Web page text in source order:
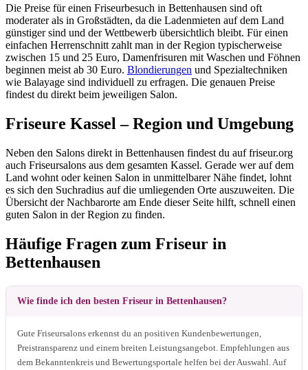
Die Preise für einen Friseurbesuch in Bettenhausen sind oft
moderater als in Großstädten, da die Ladenmieten auf dem Land
günstiger sind und der Wettbewerb übersichtlich bleibt. Für einen
einfachen Herrenschnitt zahlt man in der Region typischerweise
zwischen 15 und 25 Euro, Damenfrisuren mit Waschen und Föhnen
beginnen meist ab 30 Euro. Blondierungen und Spezialtechniken
wie Balayage sind individuell zu erfragen. Die genauen Preise
findest du direkt beim jeweiligen Salon.
Friseure Kassel – Region und Umgebung
Neben den Salons direkt in Bettenhausen findest du auf friseur.org
auch Friseursalons aus dem gesamten Kassel. Gerade wer auf dem
Land wohnt oder keinen Salon in unmittelbarer Nähe findet, lohnt
es sich den Suchradius auf die umliegenden Orte auszuweiten. Die
Übersicht der Nachbarorte am Ende dieser Seite hilft, schnell einen
guten Salon in der Region zu finden.
Häufige Fragen zum Friseur in
Bettenhausen
Wie finde ich den besten Friseur in Bettenhausen?
Gute Friseursalons erkennst du an positiven Kundenbewertungen,
Preistransparenz und einem breiten Leistungsangebot. Empfehlungen aus
dem Bekanntenkreis und Bewertungsportale helfen bei der Auswahl. Auf